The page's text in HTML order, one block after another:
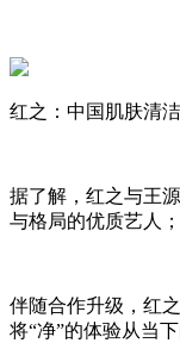
红之：中国肌肤清
据了解，红之与王
与格局的优质艺人
伴随合作升级，红
将“净”的体验从当